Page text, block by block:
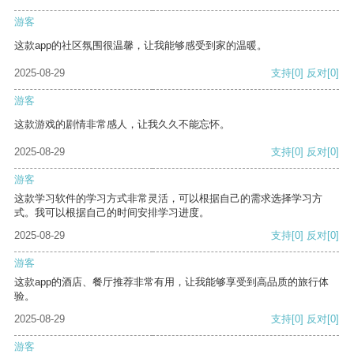
游客
这款app的社区氛围很温馨，让我能够感受到家的温暖。
2025-08-29 支持[0] 反对[0]
游客
这款游戏的剧情非常感人，让我久久不能忘怀。
2025-08-29 支持[0] 反对[0]
游客
这款学习软件的学习方式非常灵活，可以根据自己的需求选择学习方
式。我可以根据自己的时间安排学习进度。
2025-08-29
支持[0] 反对[0]
游客
这款app的酒店、餐厅推荐非常有用，让我能够享受到高品质的旅行体
验。
2025-08-29
支持[0] 反对[0]
游客